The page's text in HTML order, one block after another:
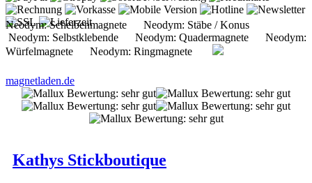
Neodym: Scheibenmagnete Neodym: Stäbe / Konus
Neodym: Selbstklebende Neodym: Quadermagnete Neodym:
Würfelmagnete Neodym: Ringmagnete
magnetladen.de
Kathys Stickboutique